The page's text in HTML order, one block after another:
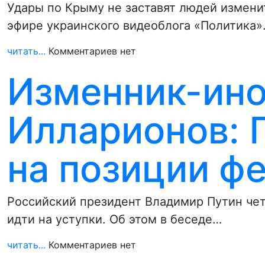
Удары по Крыму не заставят людей
эфире украинского видеоблога
читать... Комментариев нет
Изменник-
Илларионов:
на позиции
Российский президент Владимир Путин
идти на уступки. Об этом в беседе…
читать... Комментариев нет